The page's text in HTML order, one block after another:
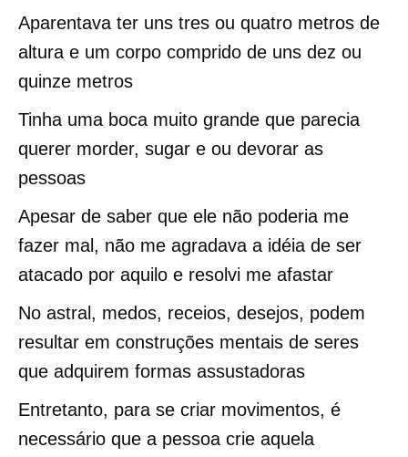
Aparentava ter uns tres ou quatro metros de
altura e um corpo comprido de uns dez ou
quinze metros
Tinha uma boca muito grande que parecia
querer morder, sugar e ou devorar as
pessoas
Apesar de saber que ele não poderia me
fazer mal, não me agradava a idéia de ser
atacado por aquilo e resolvi me afastar
No astral, medos, receios, desejos, podem
resultar em construções mentais de seres
que adquirem formas assustadoras
Entretanto, para se criar movimentos, é
necessário que a pessoa crie aquela